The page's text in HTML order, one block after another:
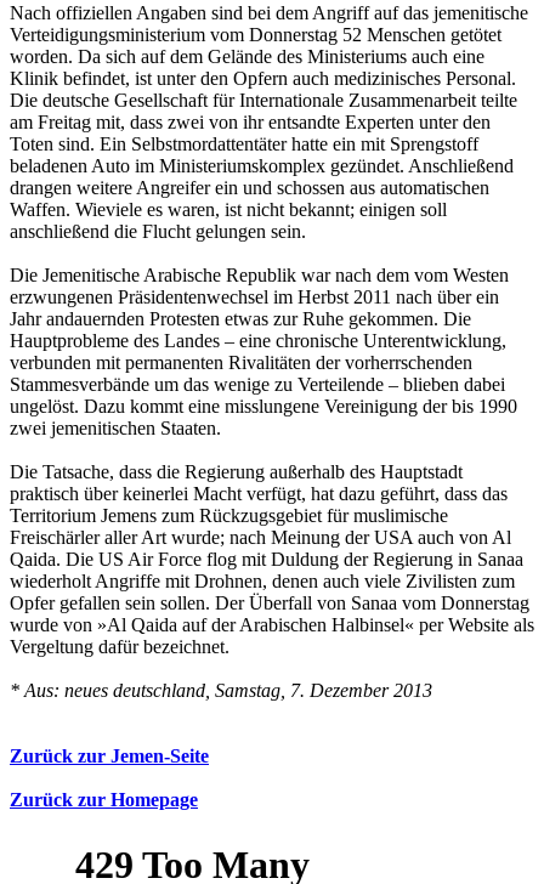
Nach offiziellen Angaben sind bei dem Angriff auf das jemenitische
Verteidigungsministerium vom Donnerstag 52 Menschen getötet
worden. Da sich auf dem Gelände des Ministeriums auch eine
Klinik befindet, ist unter den Opfern auch medizinisches Personal.
Die deutsche Gesellschaft für Internationale Zusammenarbeit teilte
am Freitag mit, dass zwei von ihr entsandte Experten unter den
Toten sind. Ein Selbstmordattentäter hatte ein mit Sprengstoff
beladenen Auto im Ministeriumskomplex gezündet. Anschließend
drangen weitere Angreifer ein und schossen aus automatischen
Waffen. Wieviele es waren, ist nicht bekannt; einigen soll
anschließend die Flucht gelungen sein.
Die Jemenitische Arabische Republik war nach dem vom Westen
erzwungenen Präsidentenwechsel im Herbst 2011 nach über ein
Jahr andauernden Protesten etwas zur Ruhe gekommen. Die
Hauptprobleme des Landes – eine chronische Unterentwicklung,
verbunden mit permanenten Rivalitäten der vorherrschenden
Stammesverbände um das wenige zu Verteilende – blieben dabei
ungelöst. Dazu kommt eine misslungene Vereinigung der bis 1990
zwei jemenitischen Staaten.
Die Tatsache, dass die Regierung außerhalb des Hauptstadt
praktisch über keinerlei Macht verfügt, hat dazu geführt, dass das
Territorium Jemens zum Rückzugsgebiet für muslimische
Freischärler aller Art wurde; nach Meinung der USA auch von Al
Qaida. Die US Air Force flog mit Duldung der Regierung in Sanaa
wiederholt Angriffe mit Drohnen, denen auch viele Zivilisten zum
Opfer gefallen sein sollen. Der Überfall von Sanaa vom Donnerstag
wurde von »Al Qaida auf der Arabischen Halbinsel« per Website als
Vergeltung dafür bezeichnet.
* Aus: neues deutschland, Samstag, 7. Dezember 2013
Zurück zur Jemen-Seite
Zurück zur Homepage